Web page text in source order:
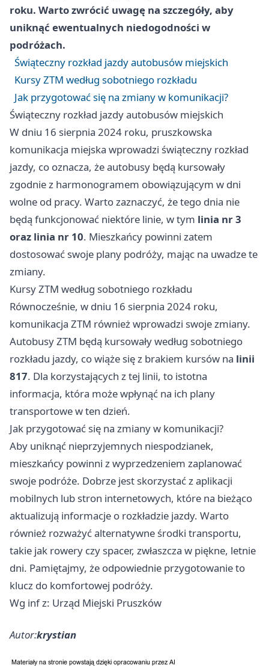
roku. Warto zwrócić uwagę na szczegóły, aby
uniknąć ewentualnych niedogodności w
podróżach.
Świąteczny rozkład jazdy autobusów miejskich
Kursy ZTM według sobotniego rozkładu
Jak przygotować się na zmiany w komunikacji?
Świąteczny rozkład jazdy autobusów miejskich
W dniu 16 sierpnia 2024 roku, pruszkowska
komunikacja miejska wprowadzi świąteczny rozkład
jazdy, co oznacza, że autobusy będą kursowały
zgodnie z harmonogramem obowiązującym w dni
wolne od pracy. Warto zaznaczyć, że tego dnia nie
będą funkcjonować niektóre linie, w tym linia nr 3
oraz linia nr 10. Mieszkańcy powinni zatem
dostosować swoje plany podróży, mając na uwadze te
zmiany.
Kursy ZTM według sobotniego rozkładu
Równocześnie, w dniu 16 sierpnia 2024 roku,
komunikacja ZTM również wprowadzi swoje zmiany.
Autobusy ZTM będą kursowały według sobotniego
rozkładu jazdy, co wiąże się z brakiem kursów na linii
817. Dla korzystających z tej linii, to istotna
informacja, która może wpłynąć na ich plany
transportowe w ten dzień.
Jak przygotować się na zmiany w komunikacji?
Aby uniknąć nieprzyjemnych niespodzianek,
mieszkańcy powinni z wyprzedzeniem zaplanować
swoje podróże. Dobrze jest skorzystać z aplikacji
mobilnych lub stron internetowych, które na bieżąco
aktualizują informacje o rozkładzie jazdy. Warto
również rozważyć alternatywne środki transportu,
takie jak rowery czy spacer, zwłaszcza w piękne, letnie
dni. Pamiętajmy, że odpowiednie przygotowanie to
klucz do komfortowej podróży.
Wg inf z: Urząd Miejski Pruszków
Autor:krystian